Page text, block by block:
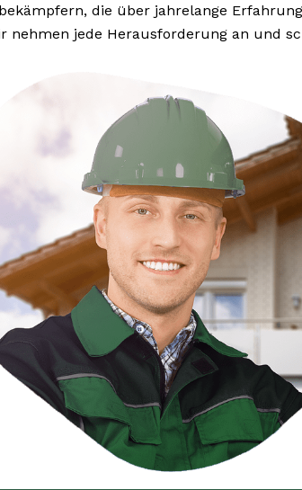
die über jahrelange
jede Herausforderung an und